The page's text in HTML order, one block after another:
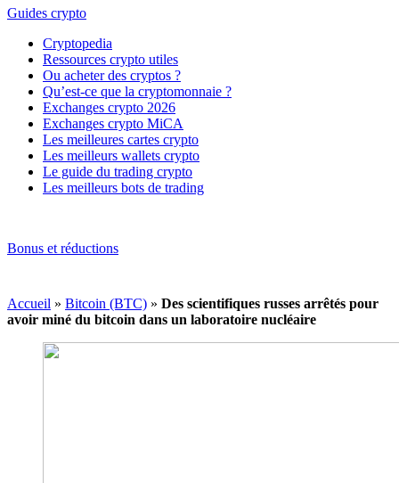
Guides crypto
Cryptopedia
Ressources crypto utiles
Ou acheter des cryptos ?
Qu’est-ce que la cryptomonnaie ?
Exchanges crypto 2026
Exchanges crypto MiCA
Les meilleures cartes crypto
Les meilleurs wallets crypto
Le guide du trading crypto
Les meilleurs bots de trading
Bonus et réductions
Accueil » Bitcoin (BTC) » Des scientifiques russes arrêtés pour
avoir miné du bitcoin dans un laboratoire nucléaire